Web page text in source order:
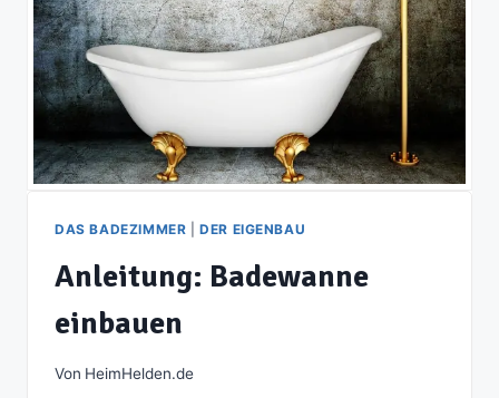
DAS BADEZIMMER |DER EIGENBAU
Anleitung: Badewanne
einbauen
Von HeimHelden.de